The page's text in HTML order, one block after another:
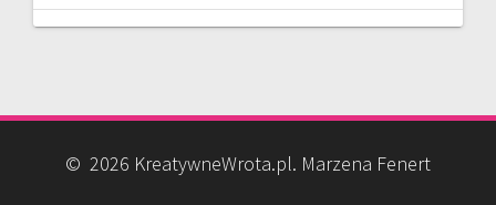
© 2026 KreatywneWrota.pl. Marzena Fenert